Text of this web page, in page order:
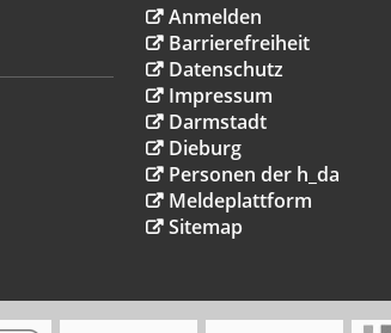
Anmelden
Barrierefreiheit
Datenschutz
Impressum
Darmstadt
Dieburg
Personen der h_da
Meldeplattform
Sitemap